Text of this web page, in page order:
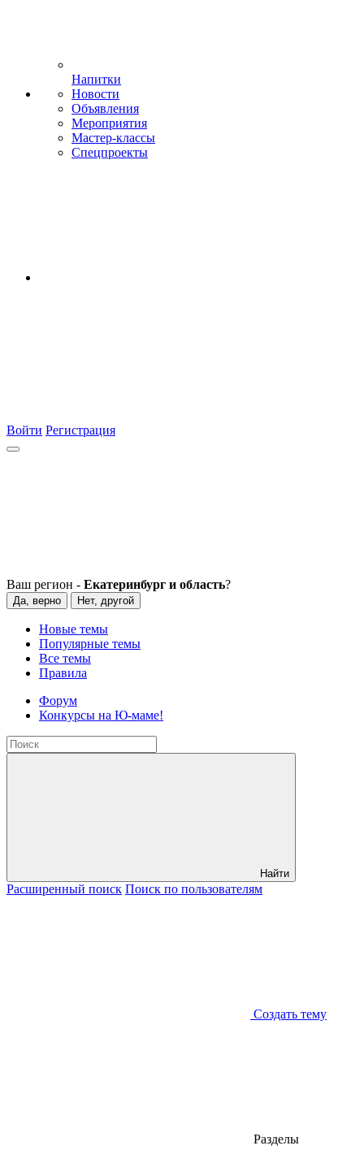
Напитки
Новости
Объявления
Мероприятия
Мастер-классы
Спецпроекты
Войти Регистрация
Ваш регион - Екатеринбург и область?
Да, верно Нет, другой
Новые темы
Популярные темы
Все темы
Правила
Форум
Конкурсы на Ю-маме!
Найти
Расширенный поиск Поиск по пользователям
Создать тему
Разделы